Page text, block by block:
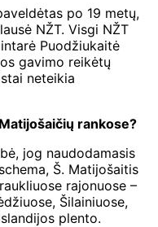
po 19 metų,
NŽT. Visgi NŽT
Puodžiukaitė
gavimo reikėtų
neteikia
rankose?
jog naudodamasis
Š. Matijošaitis
rajonuose –
Šilainiuose,
plento.